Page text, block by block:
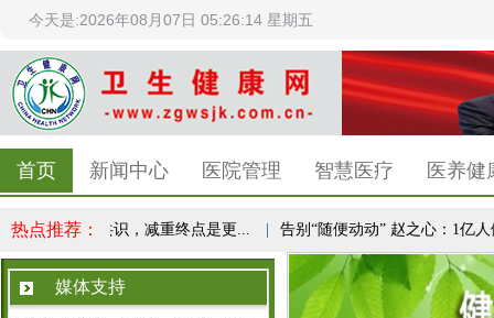
今天是:2026年08月07日 05:26:14 星期五
首页 新闻中心 医院管理 智慧医疗 医养健
热点推荐：
成全民健康共识，减重终点是更... 告别“随便动动” 赵之心：1亿人
媒体支持